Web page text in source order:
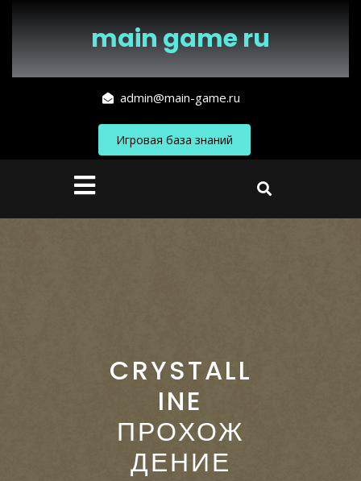
main game ru
admin@main-game.ru
Игровая база знаний
Кнопка
Открыть
CRYSTALL
INE
ПРОХОЖ
ДЕНИЕ